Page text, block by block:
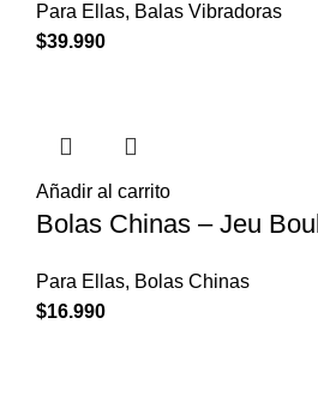
Para Ellas, Balas Vibradoras
$39.990
Añadir al carrito
Bolas Chinas – Jeu
Para Ellas, Bolas Chinas
$16.990